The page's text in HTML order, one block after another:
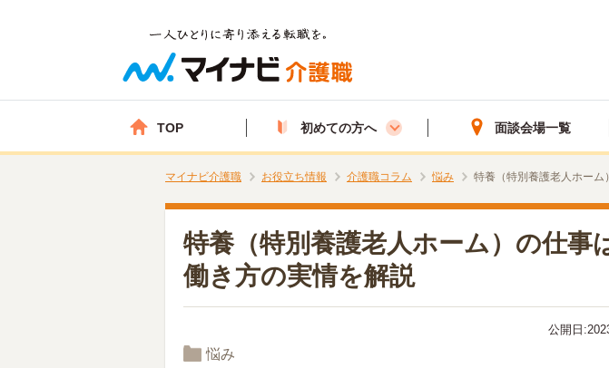
TOP 初めての方へ 面談会場一覧
マイナビ介護職 お役立ち情報 介護職コラム 悩み 特養（特別養護老人ホー
特養（特別養護老人ホーム）の仕事
働き方の実情を解説
公開日
悩み